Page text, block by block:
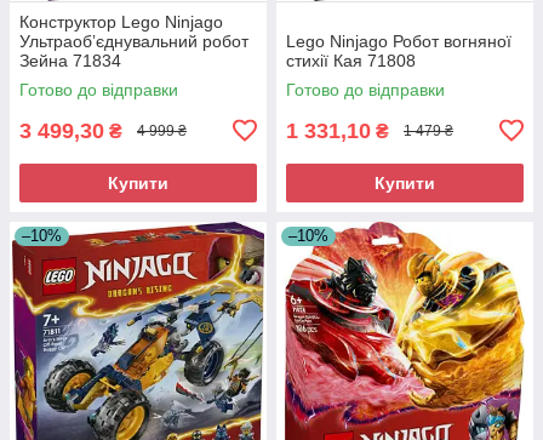
Конструктор Lego Ninjago
Ультраобʼєднувальний робот
Зейна 71834
Готово до відправки
3 499,30 ₴ 4 999 ₴
Купити
Lego Ninjago Робот вогняної
стихії Кая 71808
Готово до відправки
1 331,10 ₴ 1 479 ₴
Купити
–10% –10%